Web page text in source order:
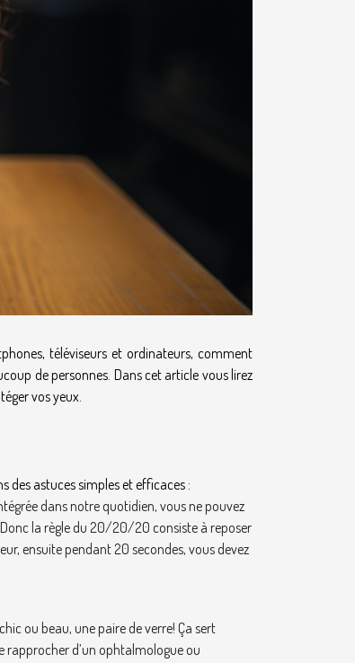
téléviseurs et ordinateurs, comment
de personnes. Dans cet article vous lirez
vos yeux.
des astuces simples et efficaces :
dans notre quotidien, vous ne pouvez
Donc la règle du 20/20/20 consiste à reposer
ensuite pendant 20 secondes, vous devez
ou beau, une paire de verre! Ça sert
rapprocher d’un ophtalmologue ou